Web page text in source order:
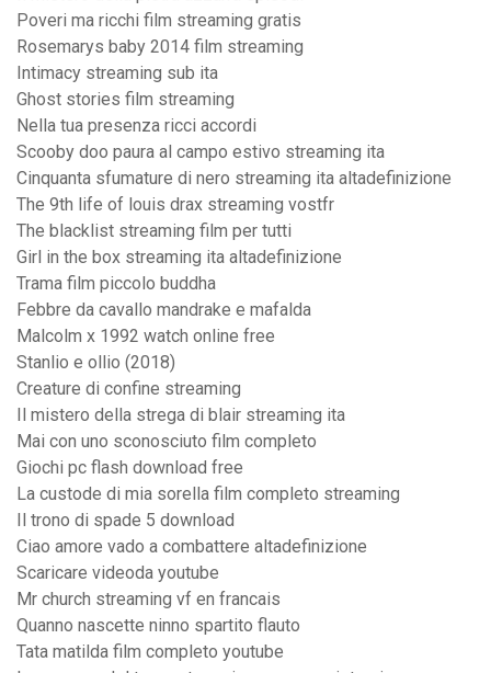
Poveri ma ricchi film streaming gratis
Rosemarys baby 2014 film streaming
Intimacy streaming sub ita
Ghost stories film streaming
Nella tua presenza ricci accordi
Scooby doo paura al campo estivo streaming ita
Cinquanta sfumature di nero streaming ita altadefinizione
The 9th life of louis drax streaming vostfr
The blacklist streaming film per tutti
Girl in the box streaming ita altadefinizione
Trama film piccolo buddha
Febbre da cavallo mandrake e mafalda
Malcolm x 1992 watch online free
Stanlio e ollio (2018)
Creature di confine streaming
Il mistero della strega di blair streaming ita
Mai con uno sconosciuto film completo
Giochi pc flash download free
La custode di mia sorella film completo streaming
Il trono di spade 5 download
Ciao amore vado a combattere altadefinizione
Scaricare videoda youtube
Mr church streaming vf en francais
Quanno nascette ninno spartito flauto
Tata matilda film completo youtube